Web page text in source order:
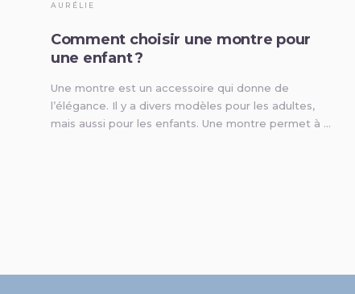
AURÉLIE
Comment choisir une montre pour
une enfant ?
Une montre est un accessoire qui donne de
l’élégance. Il y a divers modèles pour les adultes,
mais aussi pour les enfants. Une montre permet à …